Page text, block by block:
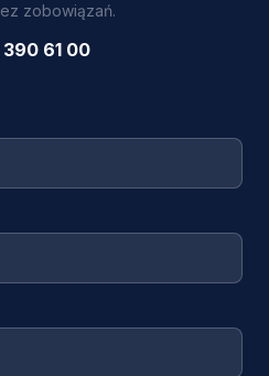
zobowiązań.
390 61 00